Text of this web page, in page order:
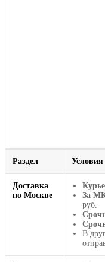
Раздел Условия
Доставка
по Москве
За
руб.
В